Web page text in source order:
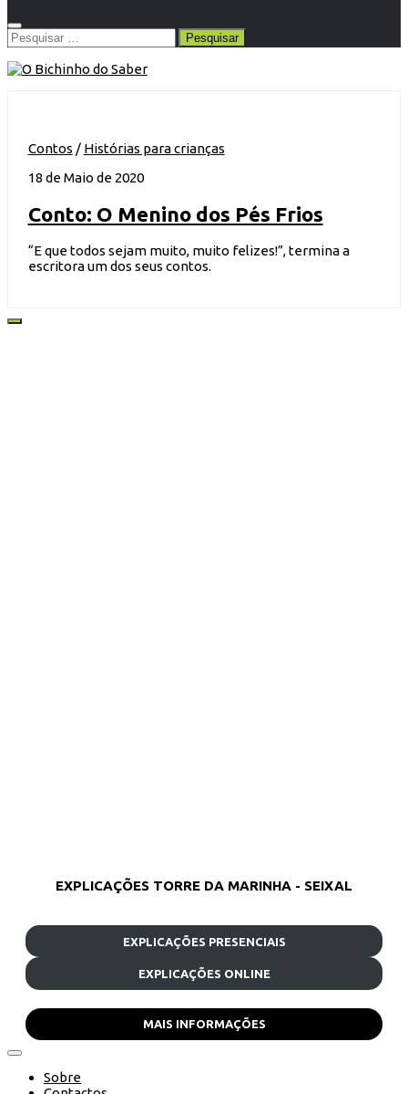
Pesquisar
por:
Contos / Histórias para crianças
18 de Maio de 2020
Conto: O Menino dos Pés Frios
“E que todos sejam muito, muito felizes!”, termina a
escritora um dos seus contos.
EXPLICAÇÕES TORRE DA MARINHA - SEIXAL
EXPLICAÇÕES PRESENCIAIS
EXPLICAÇÕES ONLINE
MAIS INFORMAÇÕES
Sobre